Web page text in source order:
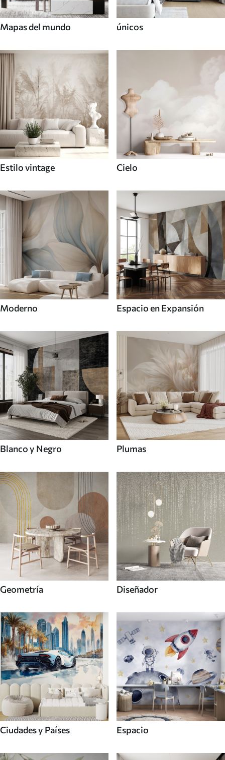
Mapas del mundo únicos
Estilo vintage Cielo
Moderno Espacio en Expansión
Blanco y Negro Plumas
Geometría Diseñador
Ciudades y Países Espacio